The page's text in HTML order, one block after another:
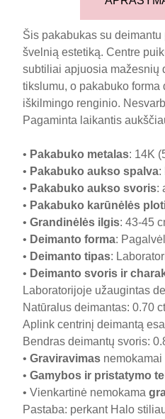
Šis pakabukas su
švelnią estetiką. Centre
subtiliai apjuosia mažesnių
tikslumu, o pakabuko
iškilmingo renginio.
Pagaminta laikantis
• Pakabuko metalas: 14K
• Pakabuko aukso spalva:
• Pakabuko aukso svoris:
• Pakabuko karūnėlės
• Grandinėlės ilgis: 43-45
• Deimanto forma:
• Deimanto tipas:
• Deimanto svoris ir
Laboratorijoje užaugintas
Natūralus deimantas: 0.70
Aplink centrinį deimantą
Bendras deimantų svoris:
• Graviravimas nemokamai
• Gamybos ir pristatymo
• Vienkartinė nemokama
Pastaba: perkant Halo